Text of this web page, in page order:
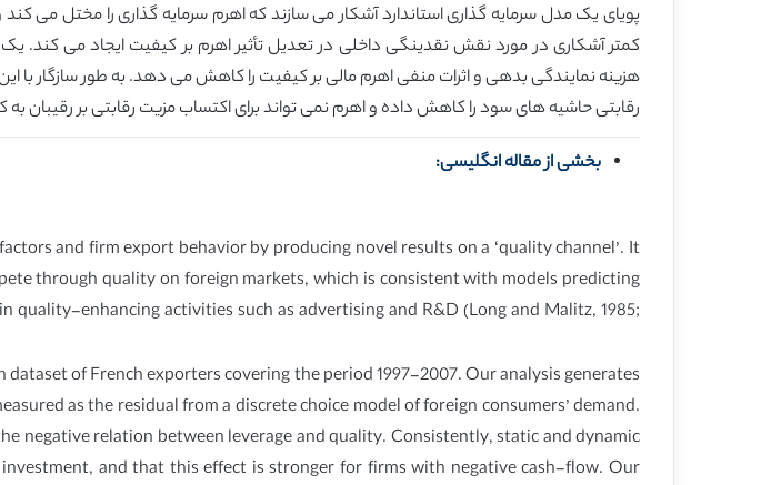
پویای یک مدل سرمایه گذاری استاندارد آشکار می سازند که اهرم سرمایه گذاری را مختل می
کمتر آشکاری در مورد نقش نقدینگی داخلی در تعدیل تأثیر اهرم بر کیفیت ایجاد می کند. یک
هزینه نمایندگی بدهی و اثرات منفی اهرم مالی بر کیفیت را کاهش می دهد. به طور سازگار با
رقابتی حاشیه های سود را کاهش داده و اهرم نمی تواند برای اکتساب مزیت رقابتی بر رقیبان به
بخشی از مقاله انگلیسی:
and firm export behavior by producing novel results on a ‘quality channel’. It
through quality on foreign markets, which is consistent with models predicting
enhancing activities such as advertising and R&D (Long and Malitz, 1985;
of French exporters covering the period 1997-2007. Our analysis generates
as the residual from a discrete choice model of foreign consumers’ demand.
negative relation between leverage and quality. Consistently, static and dynamic
and that this effect is stronger for firms with negative cash-flow. Our